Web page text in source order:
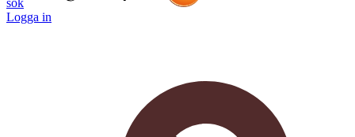
sök
Logga in